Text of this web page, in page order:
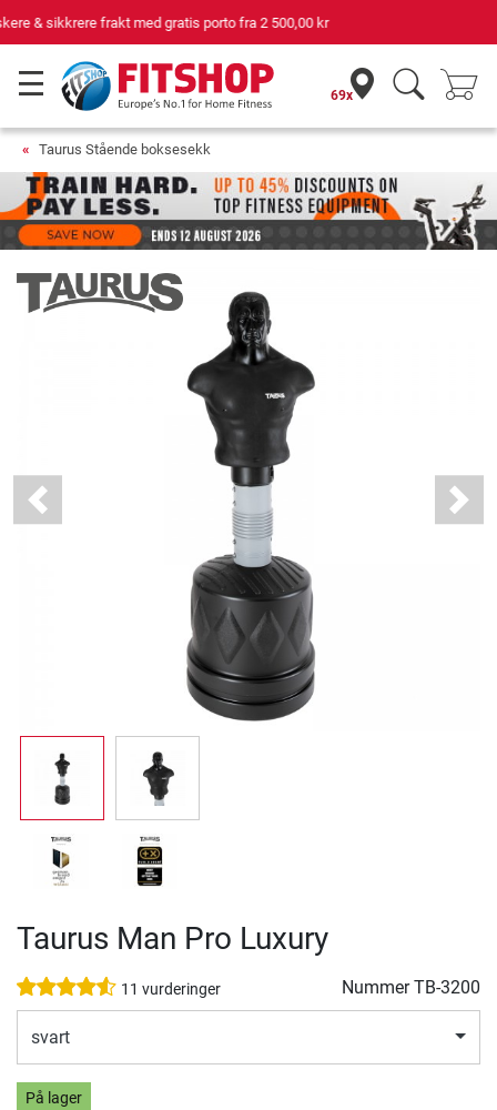
Din ekspert for hjemmetrening i 42 år
69x
Taurus Stående boksesekk
Previous Next
Taurus Man Pro Luxury
11 vurderinger NummerTB-3200
svart
På lager